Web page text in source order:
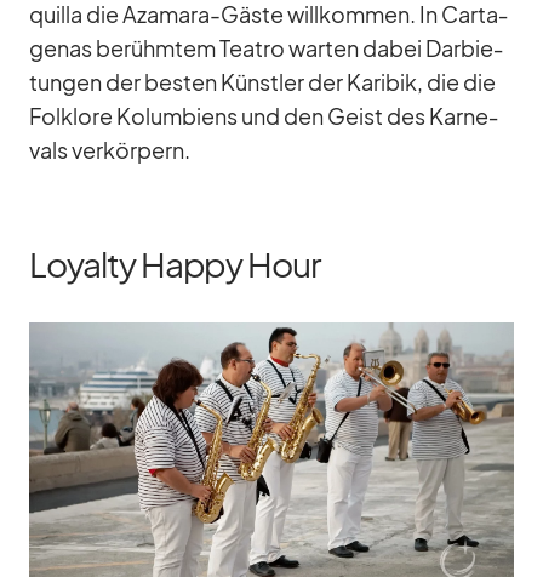
quilla die Aza­mara-Gäste will­kom­men. In Car­ta­
genas be­rühm­tem Tea­tro war­ten da­bei Dar­bie­
tun­gen der bes­ten Künst­ler der Ka­ri­bik, die die
Folk­lore Ko­lum­bi­ens und den Geist des Kar­ne­
vals ver­kör­pern.
Loyalty Happy Hour